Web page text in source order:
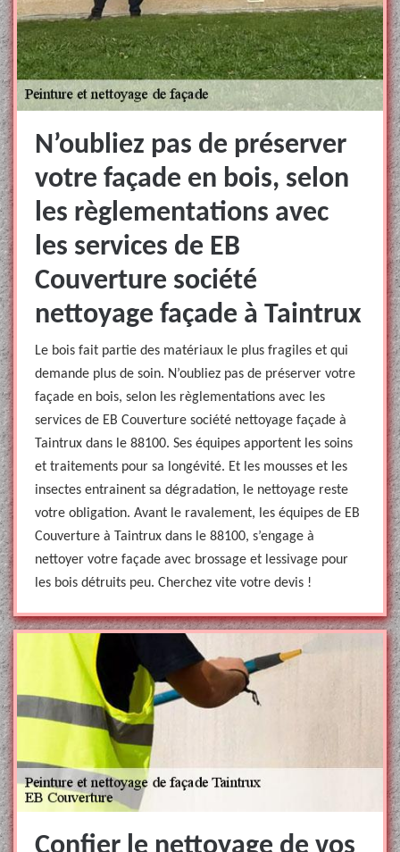
N’oubliez pas de préserver
votre façade en bois, selon
les règlementations avec
les services de EB
Couverture société
nettoyage façade à Taintrux
Le bois fait partie des matériaux le plus fragiles et qui
demande plus de soin. N’oubliez pas de préserver votre
façade en bois, selon les règlementations avec les
services de EB Couverture société nettoyage façade à
Taintrux dans le 88100. Ses équipes apportent les soins
et traitements pour sa longévité. Et les mousses et les
insectes entrainent sa dégradation, le nettoyage reste
votre obligation. Avant le ravalement, les équipes de EB
Couverture à Taintrux dans le 88100, s’engage à
nettoyer votre façade avec brossage et lessivage pour
les bois détruits peu. Cherchez vite votre devis !